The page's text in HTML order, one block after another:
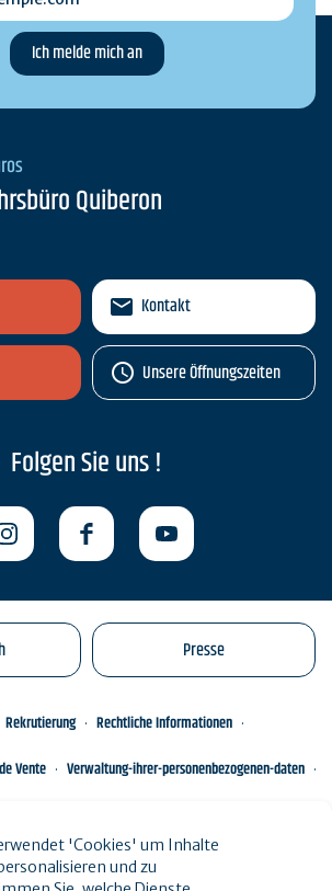
Quiberon
Kontakt
Unsere Öffnungszeiten
Folgen Sie uns !
Presse
Rekrutierung
Rechtliche Informationen
Vente
Verwaltung-ihrer-personenbezogenen-daten
'Cookies' um Inhalte
und zu